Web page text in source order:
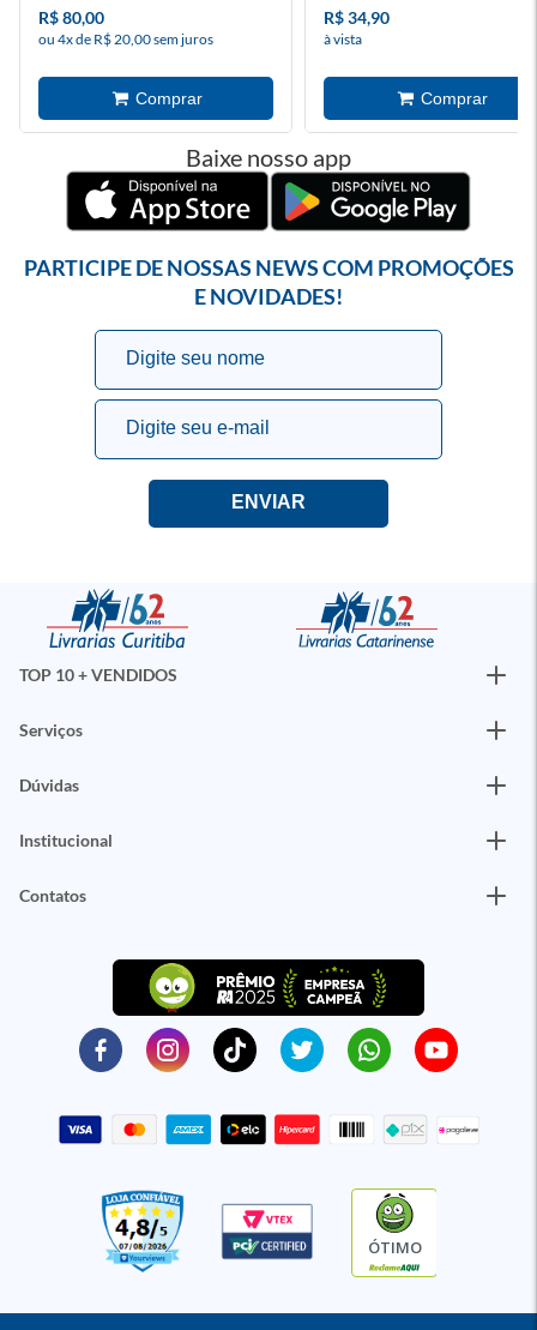
R$ 80,00
ou 4x de R$ 20,00 sem juros
R$ 34,90
à vista
Baixe nosso app
PARTICIPE DE NOSSAS NEWS COM PROMOÇÕES
E NOVIDADES!
TOP 10 + VENDIDOS
Serviços
Dúvidas
Institucional
Contatos
ÓTIMO